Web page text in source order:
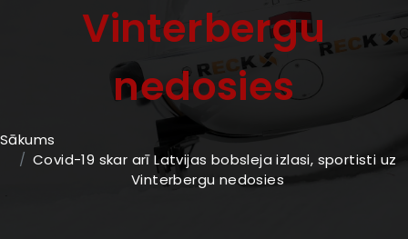
Vinterbergu
nedosies
Sākums
Covid-19 skar arī Latvijas bobsleja izlasi, sportisti uz
Vinterbergu nedosies